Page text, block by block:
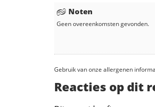
Noten
Geen overeenkomsten gevonden.
Gebruik van onze allergenen
Reacties op dit